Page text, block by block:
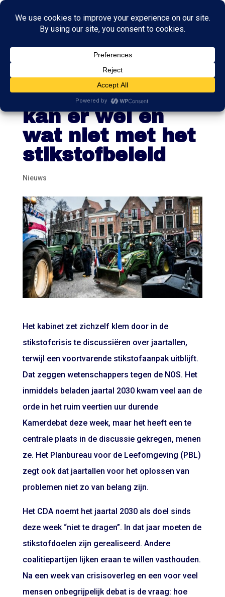
De pauzeknop of
versnellen? Wat
kan er wel en
wat niet met het
stikstofbeleid
Nieuws
Het kabinet zet zichzelf klem door in de
stikstofcrisis te discussiëren over jaartallen,
terwijl een voortvarende stikstofaanpak uitblijft.
Dat zeggen wetenschappers tegen de NOS. Het
inmiddels beladen jaartal 2030 kwam veel aan de
orde in het ruim veertien uur durende
Kamerdebat deze week, maar het heeft een te
centrale plaats in de discussie gekregen, menen
ze. Het Planbureau voor de Leefomgeving (PBL)
zegt ook dat jaartallen voor het oplossen van
problemen niet zo van belang zijn.
Het CDA noemt het jaartal 2030 als doel sinds
deze week “niet te dragen”. In dat jaar moeten de
stikstofdoelen zijn gerealiseerd. Andere
coalitiepartijen lijken eraan te willen vasthouden.
Na een week van crisisoverleg en een voor veel
mensen onbegrijpelijk debat is de vraag: hoe